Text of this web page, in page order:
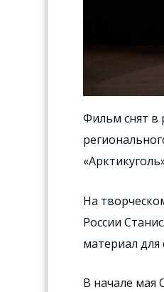
Фильм снят в
На
России
материал для
В начале мая